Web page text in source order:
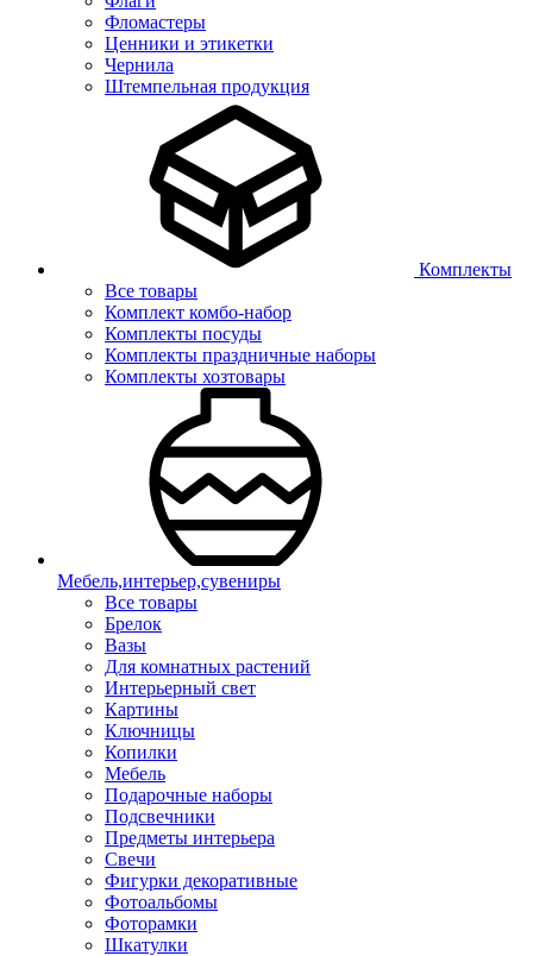
Фломастеры
Ценники и этикетки
Чернила
Штемпельная продукция
Комплекты
Все товары
Комплект комбо-набор
Комплекты посуды
Комплекты праздничные наборы
Комплекты хозтовары
Мебель,интерьер,сувениры
Все товары
Брелок
Вазы
Для комнатных растений
Интерьерный свет
Картины
Ключницы
Копилки
Мебель
Подарочные наборы
Подсвечники
Предметы интерьера
Свечи
Фигурки декоративные
Фотоальбомы
Фоторамки
Шкатулки